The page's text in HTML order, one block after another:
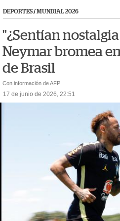
DEPORTES/MUNDIAL 2026
"¿Sentían
Neymar bromea
de Brasil
Con información de AFP
17 de junio de 2026, 22:51